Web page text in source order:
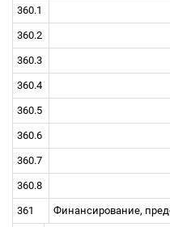
360.1
360.2
360.3
360.4
360.5
360.6
360.7
360.8
361 Финансирование,